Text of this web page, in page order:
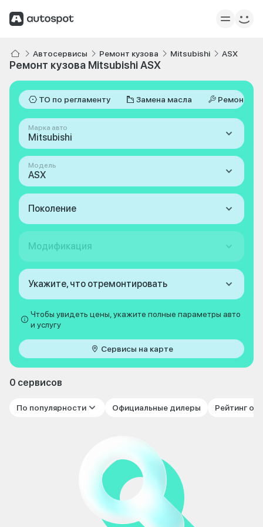
Автосервисы Ремонт кузова Mitsubishi ASX
Ремонт кузова Mitsubishi ASX
ТО по регламенту Замена масла Ремонт
Марка авто
Mitsubishi
Модель
ASX
Поколение
Модификация
Укажите, что отремонтировать
Чтобы увидеть цены, укажите полные параметры авто
и услугу
Сервисы на карте
0 сервисов
По популярности Официальные дилеры Рейтинг